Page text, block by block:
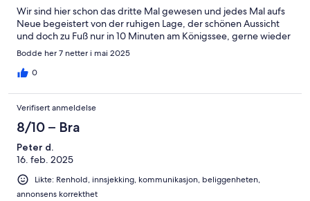
Wir sind hier schon das dritte Mal gewesen und jedes Mal aufs
Neue begeistert von der ruhigen Lage, der schönen Aussicht
und doch zu Fuß nur in 10 Minuten am Königssee, gerne wieder
Bodde her 7 netter i mai 2025
0
Verifisert anmeldelse
8/10 – Bra
Peter d.
16. feb. 2025
Likte: Renhold, innsjekking, kommunikasjon, beliggenheten,
annonsens korrekthet